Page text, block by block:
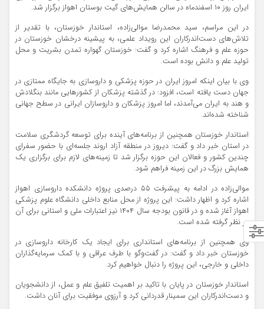
ایران روز ۱۰ اسفندماه در سالن همایش‌های گیت بوستان اهواز برگزار شد.
در این مراسم، سید محمدرضا موالی‌زاده، استاندار خوزستان، با تقدیر از
تلاش‌های دست‌اندرکاران این رویداد علمی، به پیشینه درخشان خوزستان در
حوزه علم و فرهنگ اشاره کرد و گفت: خوزستان گهواره تمدن بشریت و محل
تولید علم و دانش بوده است.
وی با بیان اینکه امروز ایران در حوزه پزشکی و داروسازی به جایگاه ممتازی در
جهان دست یافته است، افزود: در گذشته پزشکان از کشورهایی مانند بنگلادش
و هند به ایران می‌آمدند، اما امروز پزشکان و داروسازان ایرانی در سطح جهانی
شناخته شده‌اند.
استاندار خوزستان همچنین از برنامه‌های آینده برای توسعه گردشگری سلامت
در استان خبر داد و گفت: دیروز در منطقه آزاد اروند جلسه‌ای با حضور سفرای
چندین کشور و فعالان این حوزه برگزار شد تا زمینه‌های لازم برای برگزاری یک
همایش بزرگ در این زمینه فراهم شود.
موالی‌زاده در ادامه به پیشرفت ۵۵ درصدی پروژه دانشکده داروسازی اهواز
اشاره کرد و اظهار داشت: این پروژه از محل منابع داخلی دانشگاه علوم پزشکی
اهواز آغاز شده و در قانون بودجه سال ۱۴۰۴ نیز اعتبارات ملی و استانی برای آن
در نظر گرفته شده است.
وی همچنین از برنامه‌های استانداری برای ایجاد یک کارخانه داروسازی در
خوزستان خبر داد و گفت: در گفت‌وگو با طرف عراقی و با کمک سرمایه‌گذاران
داخلی و خارجی، این پروژه را دنبال خواهیم کرد.
استاندار خوزستان در پایان با تاکید بر اهمیت تلفیق علم و عمل، از دانشجویان
و دست‌اندرکاران این سمینار قدردانی کرد و آرزوی موفقیت برای آنان داشت.